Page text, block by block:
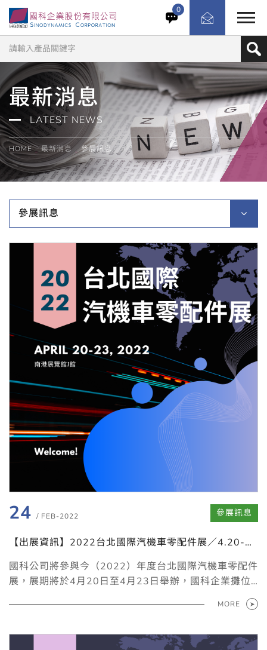
0
最新消息
LATEST NEWS
HOME 最新消息 參展訊息
參展訊息
24 / FEB-2022 參展訊息
【出展資訊】2022台北國際汽機車零配件展／4.20-23
國科公司將參與今（2022）年度台北國際汽機車零配件
展，展期將於4月20日至4月23日舉辦，國科企業攤位
會備有美國MTS材料試驗設備、德國Weiss環境模擬設
備及其他歐美品牌汽車測試設備等產品資訊，歡迎至南
MORE